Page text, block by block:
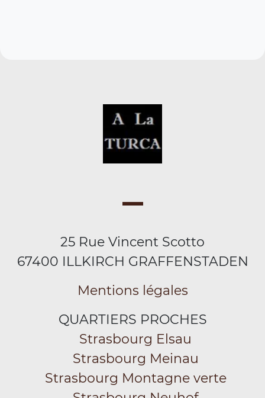
25 Rue Vincent Scotto
67400 ILLKIRCH GRAFFENSTADEN
Mentions légales
QUARTIERS PROCHES
Strasbourg Elsau
Strasbourg Meinau
Strasbourg Montagne verte